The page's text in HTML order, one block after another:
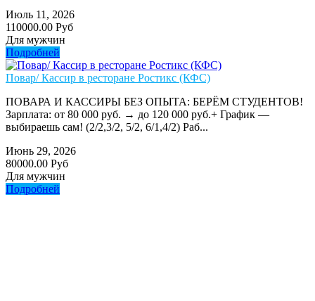
Июль 11, 2026
110000.00 Руб
Для мужчин
Подробней
Повар/ Кассир в ресторане Ростикс (КФС)
ПОВАРА И КАССИРЫ БЕЗ ОПЫТА: БЕРЁМ СТУДЕНТОВ!
Зарплата: от 80 000 руб. → до 120 000 руб.+ График —
выбираешь сам! (2/2,3/2, 5/2, 6/1,4/2) Раб...
Июнь 29, 2026
80000.00 Руб
Для мужчин
Подробней